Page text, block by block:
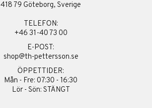
418 79 Göteborg, Sverige
TELEFON:
+46 31-40 73 00
E-POST:
shop@th-pettersson.se
ÖPPETTIDER:
Mån - Fre: 07:30 - 16:30
Lör - Sön: STÄNGT